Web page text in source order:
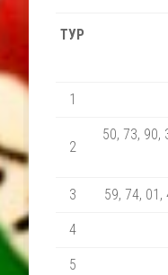
ТУР
1
2
50, 73, 90,
3 59, 74, 01,
4
5